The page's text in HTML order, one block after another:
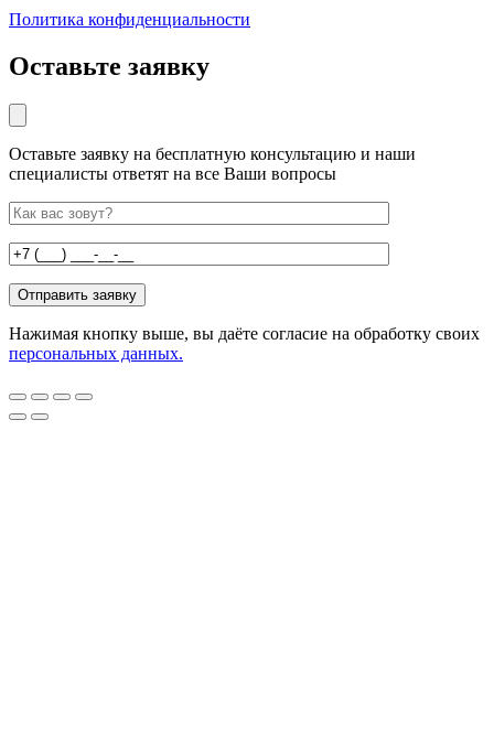
Политика конфиденциальности
Оставьте заявку
Оставьте заявку на бесплатную консультацию и наши
специалисты ответят на все Ваши вопросы
Нажимая кнопку выше, вы даёте согласие на обработку своих
персональных данных.